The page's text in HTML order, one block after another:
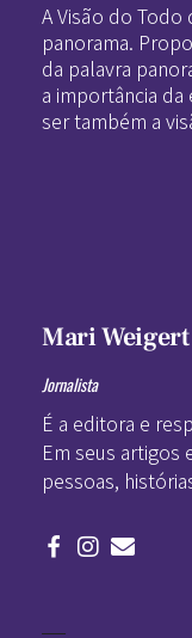
A Visão do
panorama.
da palavra
a importância
ser também a
Mari Weigert
Jornalista
É a editora e
Em seus artigos
pessoas,